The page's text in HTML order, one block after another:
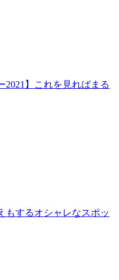
2021】これを見ればまる
もするオシャレなスポッ